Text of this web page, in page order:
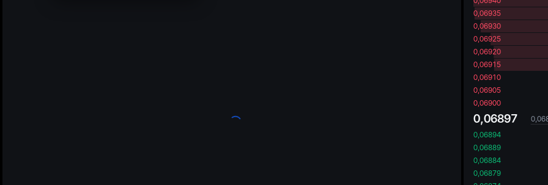
0,06935
0,06930
0,06925
0,06920
0,06915
0,06910
0,06905
0,06900
0,06897
0,06894
0,06889
0,06884
0,06879